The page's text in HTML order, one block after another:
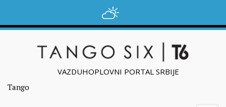
VAZDUHOPLOVNI PORTAL SRBIJE
Tango